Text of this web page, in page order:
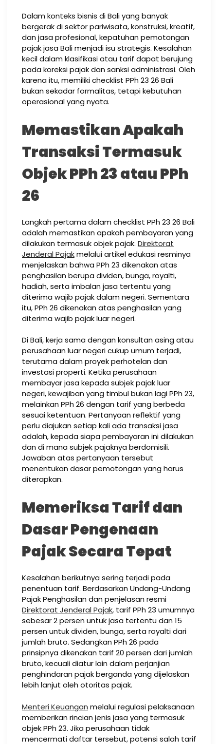
Dalam konteks bisnis di Bali yang banyak
bergerak di sektor pariwisata, konstruksi, kreatif,
dan jasa profesional, kepatuhan pemotongan
pajak jasa Bali menjadi isu strategis. Kesalahan
kecil dalam klasifikasi atau tarif dapat berujung
pada koreksi pajak dan sanksi administrasi. Oleh
karena itu, memiliki checklist PPh 23 26 Bali
bukan sekadar formalitas, tetapi kebutuhan
operasional yang nyata.
Memastikan Apakah
Transaksi Termasuk
Objek PPh 23 atau PPh
26
Langkah pertama dalam checklist PPh 23 26 Bali
adalah memastikan apakah pembayaran yang
dilakukan termasuk objek pajak. Direktorat
Jenderal Pajakmelalui artikel edukasi resminya
menjelaskan bahwa PPh 23 dikenakan atas
penghasilan berupa dividen, bunga, royalti,
hadiah, serta imbalan jasa tertentu yang
diterima wajib pajak dalam negeri. Sementara
itu, PPh 26 dikenakan atas penghasilan yang
diterima wajib pajak luar negeri.
Di Bali, kerja sama dengan konsultan asing atau
perusahaan luar negeri cukup umum terjadi,
terutama dalam proyek perhotelan dan
investasi properti. Ketika perusahaan
membayar jasa kepada subjek pajak luar
negeri, kewajiban yang timbul bukan lagi PPh 23,
melainkan PPh 26 dengan tarif yang berbeda
sesuai ketentuan. Pertanyaan reflektif yang
perlu diajukan setiap kali ada transaksi jasa
adalah, kepada siapa pembayaran ini dilakukan
dan di mana subjek pajaknya berdomisili.
Jawaban atas pertanyaan tersebut
menentukan dasar pemotongan yang harus
diterapkan.
Memeriksa Tarif dan
Dasar Pengenaan
Pajak Secara Tepat
Kesalahan berikutnya sering terjadi pada
penentuan tarif. Berdasarkan Undang-Undang
Pajak Penghasilan dan penjelasan resmi
Direktorat Jenderal Pajak, tarif PPh 23 umumnya
sebesar 2 persen untuk jasa tertentu dan 15
persen untuk dividen, bunga, serta royalti dari
jumlah bruto. Sedangkan PPh 26 pada
prinsipnya dikenakan tarif 20 persen dari jumlah
bruto, kecuali diatur lain dalam perjanjian
penghindaran pajak berganda yang dijelaskan
lebih lanjut oleh otoritas pajak.
Menteri Keuangan melalui regulasi pelaksanaan
memberikan rincian jenis jasa yang termasuk
objek PPh 23. Jika perusahaan tidak
mencermati daftar tersebut, potensi salah tarif